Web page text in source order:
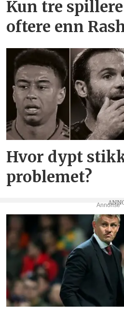
Kun tre
oftere enn
Hvor dypt
problemet?
Annonse